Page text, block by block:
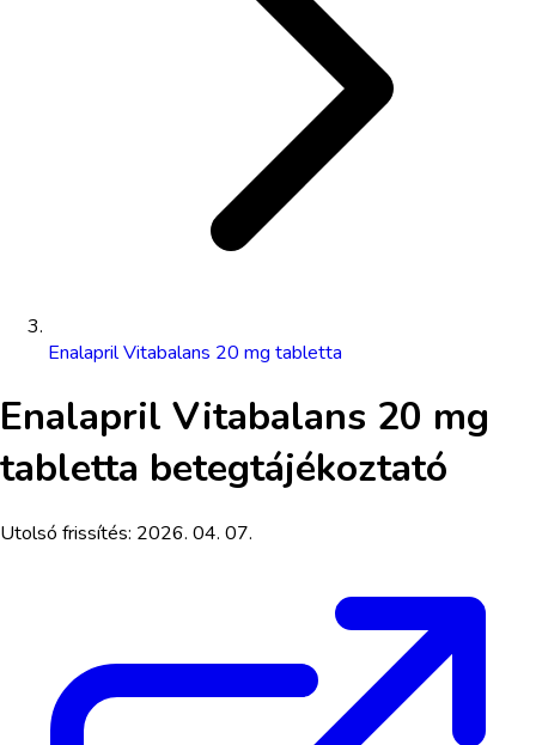
Enalapril Vitabalans 20 mg tabletta
Enalapril Vitabalans 20 mg
tabletta betegtájékoztató
Utolsó frissítés: 2026. 04. 07.